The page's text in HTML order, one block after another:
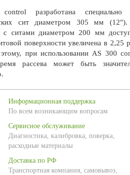
разработана специально
сит диаметром 305 мм
с ситами диаметром 200 мм
поверхности увеличена в 2,25
этому, при использовании AS 300
рассева может быть
Информационная поддержка
По всем возникающим вопросам
Сервисное обслуживание
Диагностика, калибровка, поверка,
расходные материалы
Доставка по РФ
Транспортная компания, самовывоз,